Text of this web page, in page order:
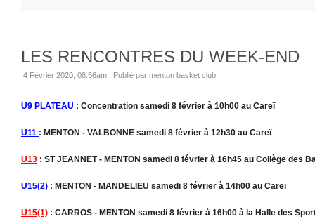
LES RENCONTRES DU WEEK-END
4 Février 2020, 08:56am | Publié par menton basket club
U9 PLATEAU : Concentration samedi 8 février à 10h00 au Careï
U11 : MENTON - VALBONNE samedi 8 février à 12h30 au Careï
U13 : ST JEANNET - MENTON samedi 8 février à 16h45 au Collège des
U15(2) : MENTON - MANDELIEU samedi 8 février à 14h00 au Careï
U15(1) : CARROS - MENTON samedi 8 février à 16h00 à la Halle des